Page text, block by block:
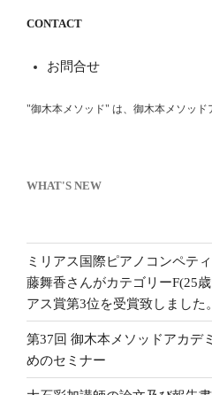
CONTACT
お問合せ
"御木本メソッド" は、御木本メソッド
WHAT'S NEW
ミリアス国際ピアノコンペテ
藤舞香さんがカテゴリーF(25
アス賞第3位を受賞致しました。
第37回 御木本メソッドアカデ
めのセミナー